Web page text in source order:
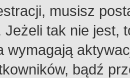
musisz
Jeżeli tak nie jest,
wymagają
bądź